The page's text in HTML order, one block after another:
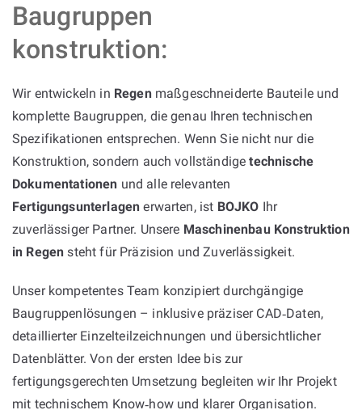
Baugruppen
konstruktion:
Wir entwickeln in Regenmaßgeschneiderte Bauteile und
komplette Baugruppen, die genau Ihren technischen
Spezifikationen entsprechen. Wenn Sie nicht nur die
Konstruktion, sondern auch vollständigetechnische
Dokumentationen und alle relevanten
Fertigungsunterlagen erwarten, ist BOJKO Ihr
zuverlässiger Partner. Unsere Maschinenbau Konstruktion
in Regen steht für Präzision und Zuverlässigkeit.
Unser kompetentes Team konzipiert durchgängige
Baugruppenlösungen – inklusive präziser CAD‑Daten,
detaillierter Einzelteilzeichnungen und übersichtlicher
Datenblätter. Von der ersten Idee bis zur
fertigungsgerechten Umsetzung begleiten wir Ihr Projekt
mit technischem Know‑how und klarer Organisation.